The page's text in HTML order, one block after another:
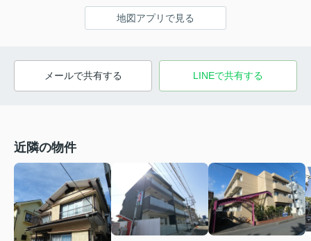
地図アプリで見る
メールで共有する LINEで共有する
近隣の物件